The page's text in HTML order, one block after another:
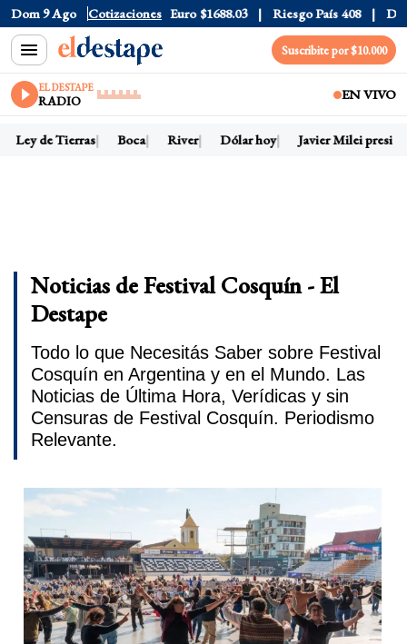
Dom 9 Ago Cotizaciones
Dólar CCL $1580.7 Euro $1688.03 Riesgo País 408 Dólar
Suscribite por $10.000
EL DESTAPE
RADIO EN VIVO
Ley de Tierras Boca River Dólar hoy Javier Milei
Noticias de Festival Cosquín - El
Destape
Todo lo que Necesitás Saber sobre Festival
Cosquín en Argentina y en el Mundo. Las
Noticias de Última Hora, Verídicas y sin
Censuras de Festival Cosquín. Periodismo
Relevante.